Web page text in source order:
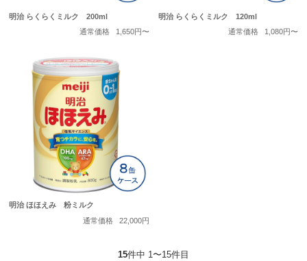
明治 らくらくミルク 200ml
通常価格
1,650円〜
明治 らくらくミルク 120ml
通常価格
1,080円〜
明治 ほほえみ 粉ミルク
通常価格
22,000円
15件中 1〜15件目